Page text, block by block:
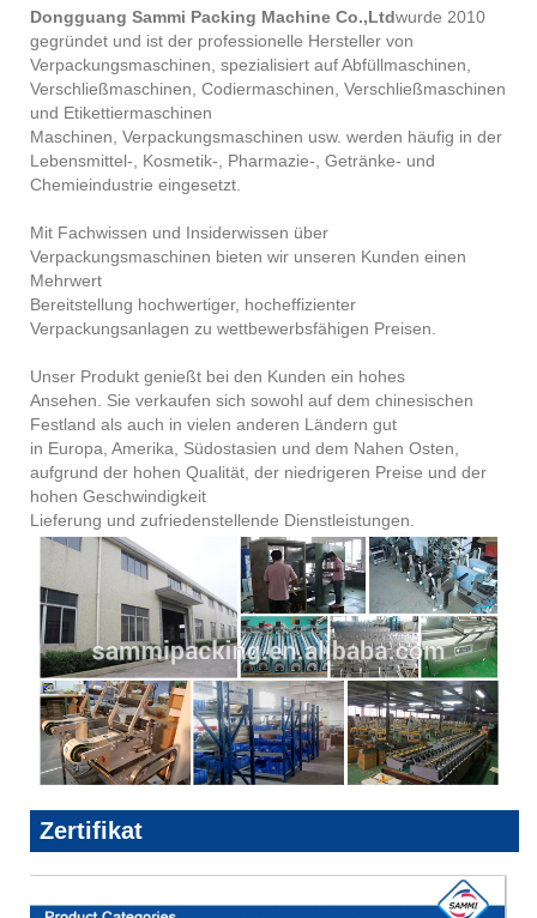
Dongguang Sammi Packing Machine Co.,Ltdwurde 2010
gegründet und ist der professionelle Hersteller von
Verpackungsmaschinen, spezialisiert auf Abfüllmaschinen,
Verschließmaschinen, Codiermaschinen, Verschließmaschinen
und Etikettiermaschinen
Maschinen, Verpackungsmaschinen usw. werden häufig in der
Lebensmittel-, Kosmetik-, Pharmazie-, Getränke- und
Chemieindustrie eingesetzt.
Mit Fachwissen und Insiderwissen über
Verpackungsmaschinen bieten wir unseren Kunden einen
Mehrwert
Bereitstellung hochwertiger, hocheffizienter
Verpackungsanlagen zu wettbewerbsfähigen Preisen.
Unser Produkt genießt bei den Kunden ein hohes
Ansehen. Sie verkaufen sich sowohl auf dem chinesischen
Festland als auch in vielen anderen Ländern gut
in Europa, Amerika, Südostasien und dem Nahen Osten,
aufgrund der hohen Qualität, der niedrigeren Preise und der
hohen Geschwindigkeit
Lieferung und zufriedenstellende Dienstleistungen.
Zertifikat